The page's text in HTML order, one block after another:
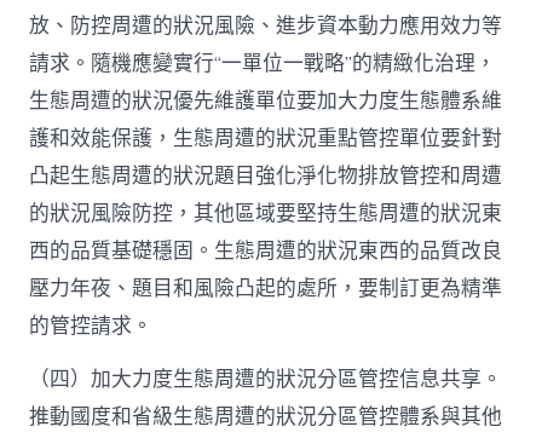
放、防控周遭的狀況風險、進步資本動力應用效力等
請求。隨機應變實行“一單位一戰略”的精緻化治理，
生態周遭的狀況優先維護單位要加大力度生態體系維
護和效能保護，生態周遭的狀況重點管控單位要針對
凸起生態周遭的狀況題目強化淨化物排放管控和周遭
的狀況風險防控，其他區域要堅持生態周遭的狀況東
西的品質基礎穩固。生態周遭的狀況東西的品質改良
壓力年夜、題目和風險凸起的處所，要制訂更為精準
的管控請求。
（四）加大力度生態周遭的狀況分區管控信息共享。
推動國度和省級生態周遭的狀況分區管控體系與其他